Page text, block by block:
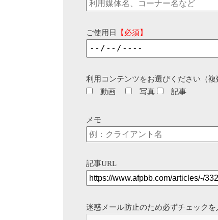
ご使用日 【必須】
利用コンテンツをお選びください（複
動画
写真 記事
メモ
記事URL
迷惑メール防止のため必ずチェック